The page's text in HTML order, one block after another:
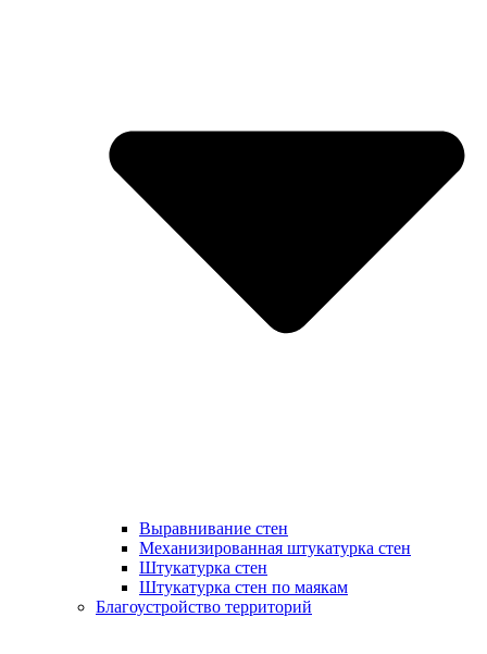
Выравнивание стен
Механизированная штукатурка стен
Штукатурка стен
Штукатурка стен по маякам
Благоустройство территорий